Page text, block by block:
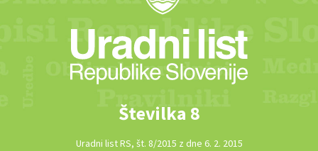
Številka 8
Uradni list RS, št. 8/2015 z dne 6. 2. 2015